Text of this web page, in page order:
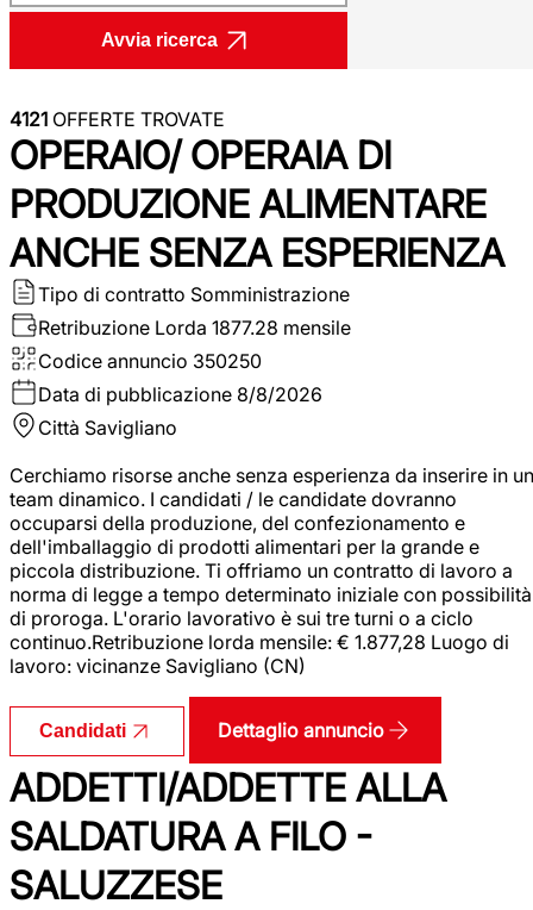
Avvia ricerca
4121 OFFERTE TROVATE
OPERAIO/ OPERAIA DI
PRODUZIONE ALIMENTARE
ANCHE SENZA ESPERIENZA
Tipo di contratto Somministrazione
Retribuzione Lorda 1877.28 mensile
Codice annuncio 350250
Data di pubblicazione 8/8/2026
Città Savigliano
Cerchiamo risorse anche senza esperienza da inserire in un
team dinamico. I candidati / le candidate dovranno
occuparsi della produzione, del confezionamento e
dell'imballaggio di prodotti alimentari per la grande e
piccola distribuzione. Ti offriamo un contratto di lavoro a
norma di legge a tempo determinato iniziale con possibilità
di proroga. L'orario lavorativo è sui tre turni o a ciclo
continuo.Retribuzione lorda mensile: € 1.877,28 Luogo di
lavoro: vicinanze Savigliano (CN)
Candidati Dettaglio annuncio
ADDETTI/ADDETTE ALLA
SALDATURA A FILO -
SALUZZESE